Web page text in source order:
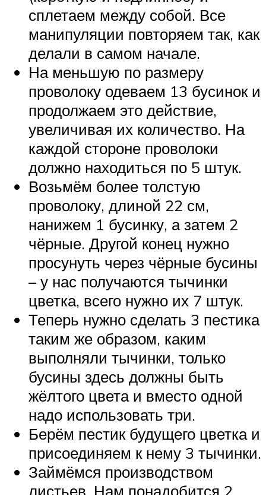
сплетаем между собой. Все
манипуляции повторяем так, как
делали в самом начале.
На меньшую по размеру
проволоку одеваем 13 бусинок и
продолжаем это действие,
увеличивая их количество. На
каждой стороне проволоки
должно находиться по 5 штук.
Возьмём более толстую
проволоку, длиной 22 см,
нанижем 1 бусинку, а затем 2
чёрные. Другой конец нужно
просунуть через чёрные бусины
– у нас получаются тычинки
цветка, всего нужно их 7 штук.
Теперь нужно сделать 3 пестика
таким же образом, каким
выполняли тычинки, только
бусины здесь должны быть
жёлтого цвета и вместо одной
надо использовать три.
Берём пестик будущего цветка и
присоединяем к нему 3 тычинки.
Займёмся производством
листьев. Нам понадобится 2